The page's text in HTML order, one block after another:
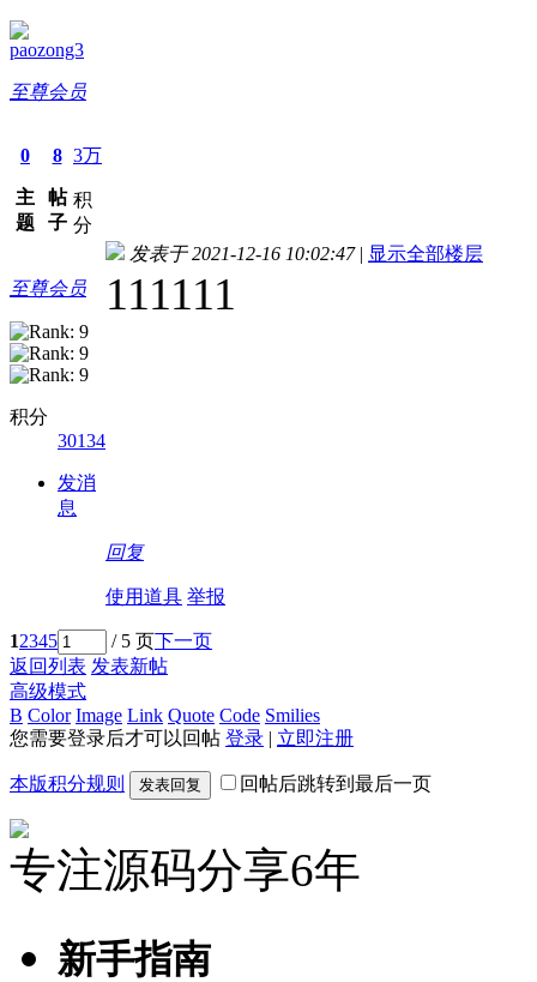
paozong3
至尊会员
0
主
题
8
帖
子
3万
积
分
至尊会员
积分
30134
发消
息
发表于 2021-12-16 10:02:47 | 显示全部楼层
111111
回复
使用道具 举报
12345 / 5 页下一页
返回列表 发表新帖
高级模式
B Color Image Link Quote Code Smilies
您需要登录后才可以回帖 登录 | 立即注册
本版积分规则 发表回复 回帖后跳转到最后一页
专注源码分享6年
新手指南